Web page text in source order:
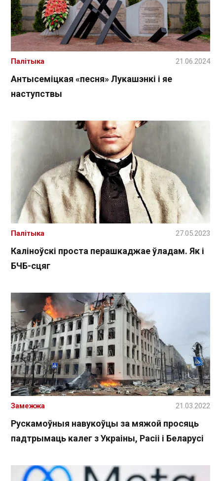
Антысеміцкая «песня» Лукашэнкі і яе
наступствы
Палітыка 21.06.2024
Каліноўскі проста перашкаджае ўладам. Як і
БЧБ-сцяг
Палітыка 27.05.2023
Рускамоўныя навукоўцы за мяжой просяць
падтрымаць калег з Украіны, Расіі і Беларусі
Замежжа 21.03.2022